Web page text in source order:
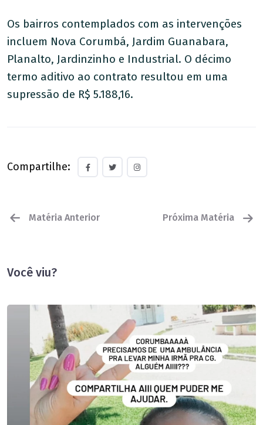
Os bairros contemplados com as intervenções
incluem Nova Corumbá, Jardim Guanabara,
Planalto, Jardinzinho e Industrial. O décimo
termo aditivo ao contrato resultou em uma
supressão de R$ 5.188,16.
Compartilhe:
Matéria Anterior Próxima Matéria
Você viu?